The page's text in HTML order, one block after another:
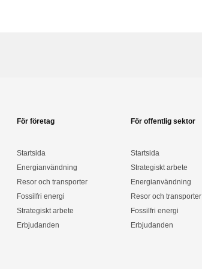
För företag
Startsida
Energianvändning
Resor och transporter
Fossilfri energi
Strategiskt arbete
Erbjudanden
För offentlig sektor
Startsida
Strategiskt arbete
Energianvändning
Resor och transporter
Fossilfri energi
Erbjudanden